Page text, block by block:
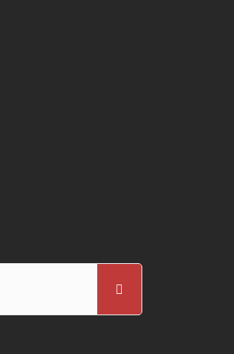
対
検